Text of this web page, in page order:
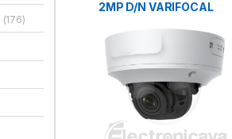
2MP D/N VARIFOCAL
H265 METAL HIKVISION
(176)